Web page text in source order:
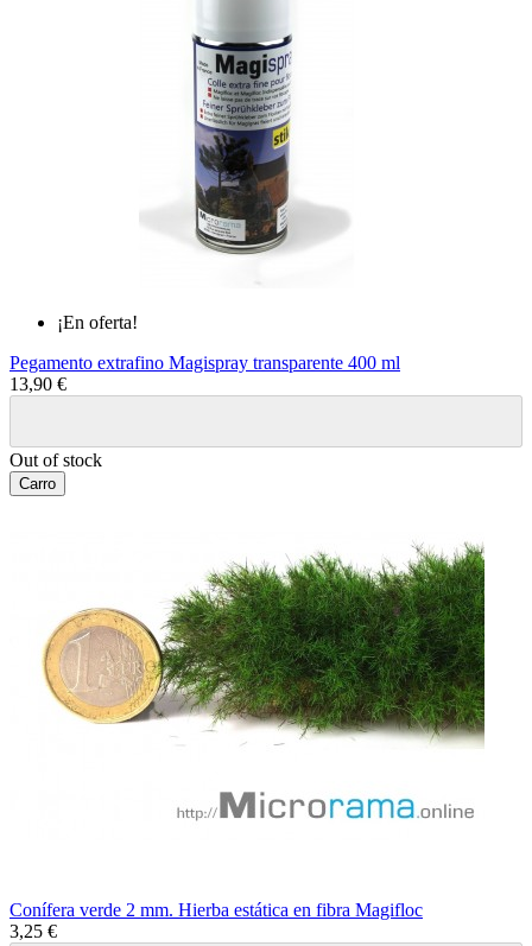
¡En oferta!
Pegamento extrafino Magispray transparente 400 ml
13,90 €
Out of stock
Carro
Conífera verde 2 mm. Hierba estática en fibra Magifloc
3,25 €